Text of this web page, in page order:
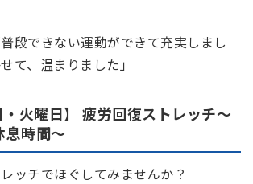
段できない運動ができて充実しまし
て、温まりました」
火曜日】 疲労回復ストレッチ～
息時間～
ッチでほぐしてみませんか？